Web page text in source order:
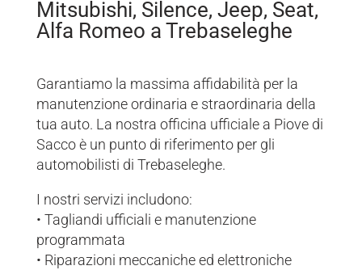
Mitsubishi, Silence, Jeep, Seat,
Alfa Romeo a Trebaseleghe
Garantiamo la massima affidabilità per la
manutenzione ordinaria e straordinaria della
tua auto. La nostra officina ufficiale a Piove di
Sacco è un punto di riferimento per gli
automobilisti di Trebaseleghe.
I nostri servizi includono:
• Tagliandi ufficiali e manutenzione
programmata
• Riparazioni meccaniche ed elettroniche